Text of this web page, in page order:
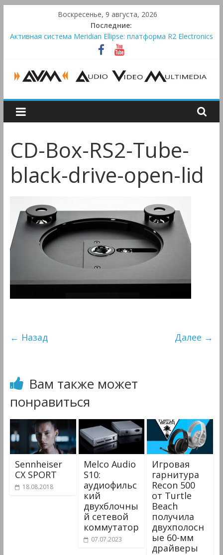
content
Воскресенье, 9 августа, 2026
Последние:
Активная система Meridian Ellipse: платформа R2 Electronics
Platform и программное ядро Atlas Ellipse
Bluetooth-колонки Marshall Emberton III и Willen II:
крикливые и выносливые
Преамп Schiit Saga 2: лестничная громкость, пассивный или
Victrola Automatic — традиционный виниловый автомат,
дополненный Bluetooth
AUDIO,
VIDEO
&
MULTIMEDIA
Аудио,
Видео
&
Мультимедиа
CD-Box-RS2-Tube-
black-drive-open-lid
← Назад Далее →
Вам также может
понравиться
Sennheiser
CX SPORT
18.08.2018
Melco Audio
S10:
аудиофильс
кий
двухблочны
й сетевой
коммутатор
07.07.2023
Игровая
гарнитура
Recon 500
от Turtle
Beach
получила
двухполосн
ые 60-мм
драйверы